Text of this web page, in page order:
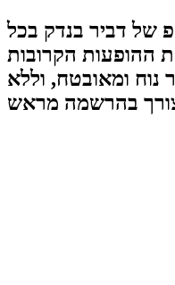
של דביר בנדק בכל
ההופעות הקרובות
נוח ומאובטח, וללא